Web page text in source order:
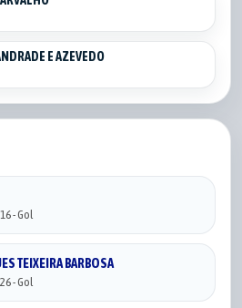
E AZEVEDO
- Gol
TEIXEIRA BARBOSA
- Gol